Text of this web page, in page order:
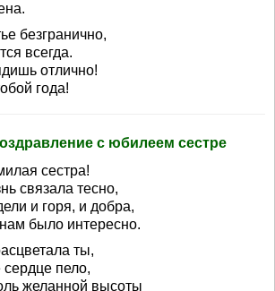
безгранично,
всегда.
отлично!
года!
с юбилеем сестре
сестра!
связала тесно,
и горя, и добра,
было интересно.
ты,
сердце пело,
желанной высоты